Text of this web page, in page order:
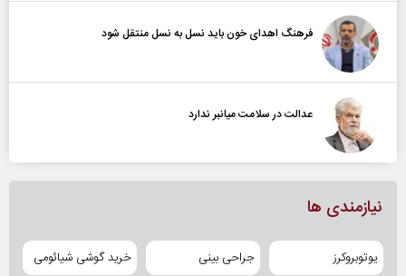
فرهنگ اهدای خون باید نسل به نسل منتقل شود
عدالت در سلامت میانبر ندارد
نیازمندی ها
یوتوبروکرز جراحی بینی خرید گوشی شیائومی